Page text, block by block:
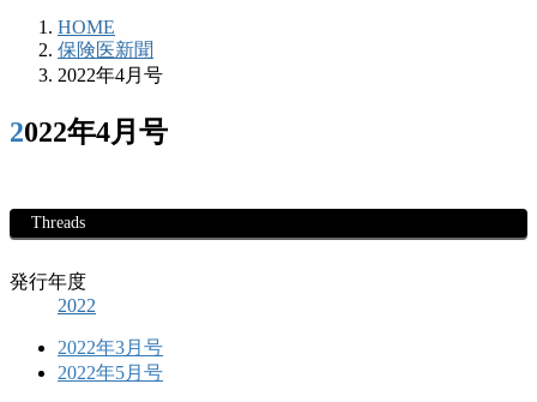
HOME
保険医新聞
2022年4月号
2022年4月号
Threads
発行年度
2022
2022年3月号
2022年5月号